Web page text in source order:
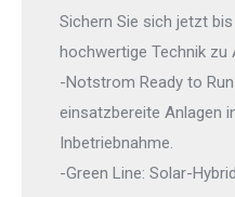
Sichern Sie sich jetzt
hochwertige Technik zu
-Notstrom Ready to
einsatzbereite Anlagen
Inbetriebnahme.
-Green Line: Solar-